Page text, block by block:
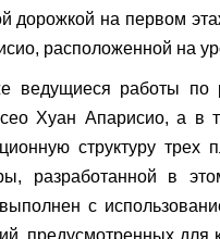
дорожкой на первом
расположенной на
ведущиеся работы по
Хуан Апарисио, а в
структуру
разработанной в
с
предусмотренных